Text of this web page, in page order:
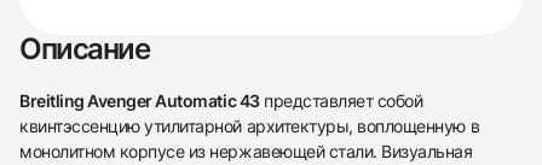
Описание
Breitling Avenger Automatic 43представляет собой
квинтэссенцию утилитарной архитектуры, воплощенную в
монолитном корпусе из нержавеющей стали. Визуальная